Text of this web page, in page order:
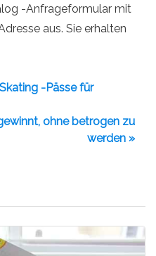
-Anfrageformular mit
aus. Sie erhalten
-Pässe für
ohne betrogen zu
werden »